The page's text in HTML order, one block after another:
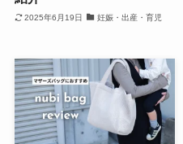
2025年6月19日 妊娠・出産・育児